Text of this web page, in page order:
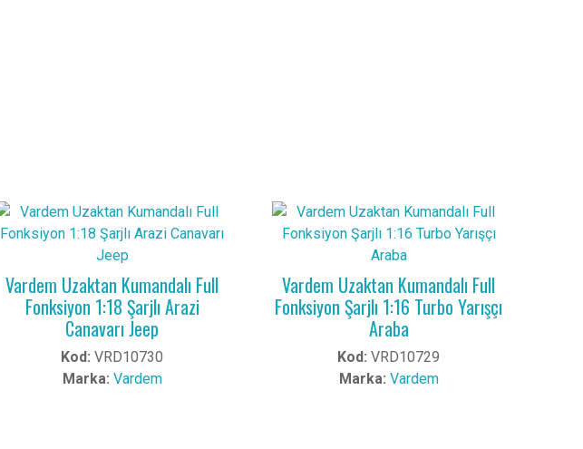
Vardem Uzaktan Kumandalı Full
Fonksiyon 1:18 Şarjlı Arazi
Canavarı Jeep
Kod: VRD10730
Marka: Vardem
Vardem Uzaktan Kumandalı Full
Fonksiyon Şarjlı 1:16 Turbo Yarışçı
Araba
Kod: VRD10729
Marka: Vardem